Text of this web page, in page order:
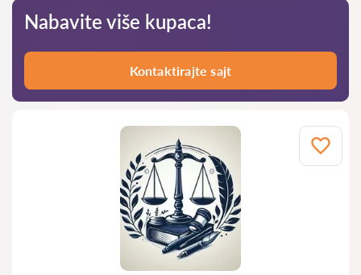
Nabavite više kupaca!
Kontaktirajte sajt